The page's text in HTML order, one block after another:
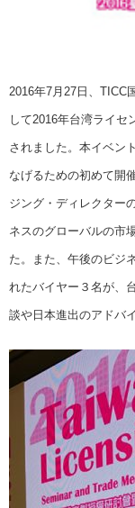
2016年7月27日、TICC
して2016年台湾ライセ
されました。本イベン
なげるための初めて開
ジング・ディレクター
ネスのグローバルの市
た。また、午後のビジ
れたバイヤー３名が、
談や日本進出のアドバ